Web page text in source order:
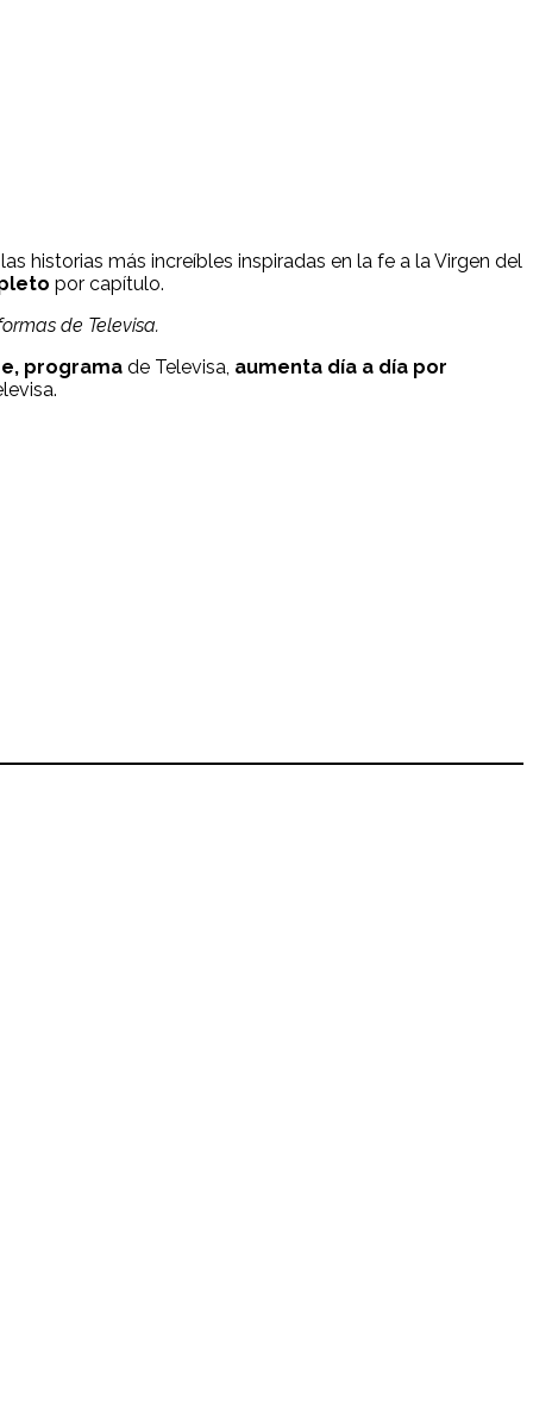
historias más increíbles inspiradas en la fe a la Virgen del
por capítulo.
de Televisa.
, programa de Televisa, aumenta día a día por